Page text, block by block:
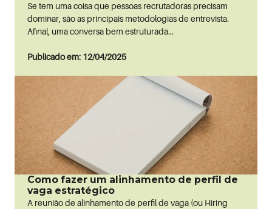
Se tem uma coisa que pessoas recrutadoras precisam
dominar, são as principais metodologias de entrevista.
Afinal, uma conversa bem estruturada...
Publicado em: 12/04/2025
Como fazer um alinhamento de perfil de
vaga estratégico
A reunião de alinhamento de perfil de vaga (ou Hiring